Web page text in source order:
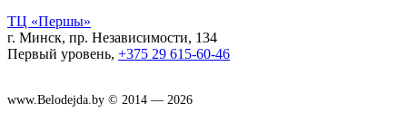
ТЦ «Першы»
г. Минск, пр. Независимости, 134
Первый уровень, +375 29 615-60-46
www.Belodejda.by © 2014 — 2026